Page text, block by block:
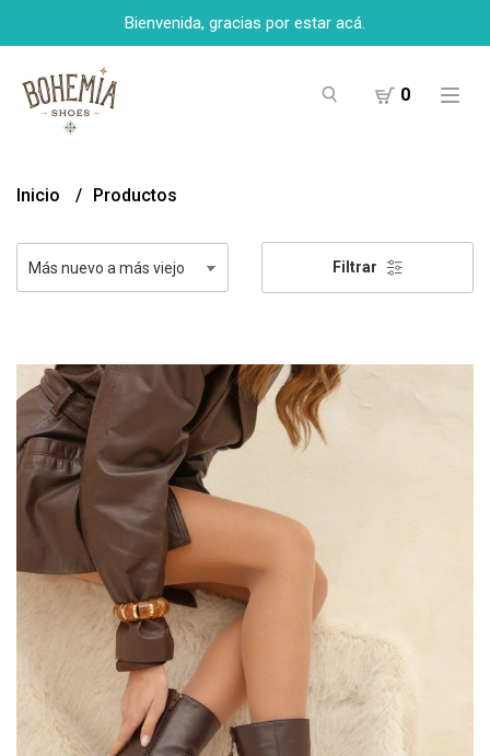
Bienvenida, gracias por estar acá.
0
Inicio Productos
Filtrar